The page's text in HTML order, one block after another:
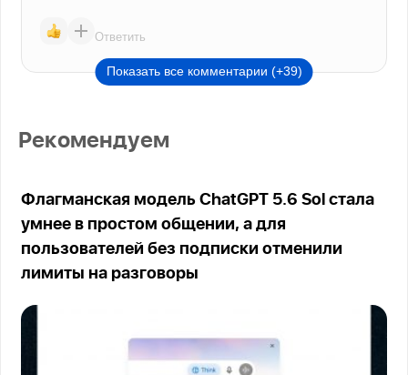
Ответить
Показать все комментарии (+39)
Рекомендуем
Флагманская модель ChatGPT 5.6 Sol стала
умнее в простом общении, а для
пользователей без подписки отменили
лимиты на разговоры